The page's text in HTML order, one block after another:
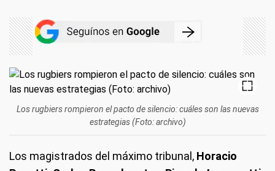
Los rugbiers rompieron el pacto de silencio: cuáles son las nuevas
estrategias (Foto: archivo)
Los magistrados del máximo tribunal, Horacio